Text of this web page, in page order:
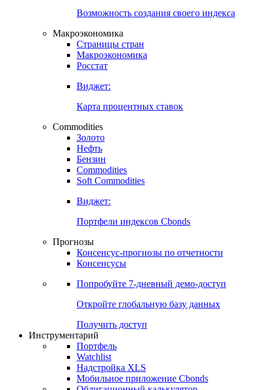
Возможность создания своего индекса
Макроэкономика
Страницы стран
Макроэкономика
Росстат
Виджет:
Карта процентных ставок
Commodities
Золото
Нефть
Бензин
Commodities
Soft Commodities
Виджет:
Портфели индексов Cbonds
Прогнозы
Консенсус-прогнозы по отчетности
Консенсусы
Попробуйте 7-дневный демо-доступ
Откройте глобальную базу данных
Получить доступ
Инструментарий
Портфель
Watchlist
Надстройка XLS
Мобильное приложение Cbonds